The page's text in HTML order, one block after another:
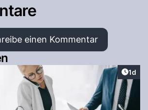
einen Kommentar
1d